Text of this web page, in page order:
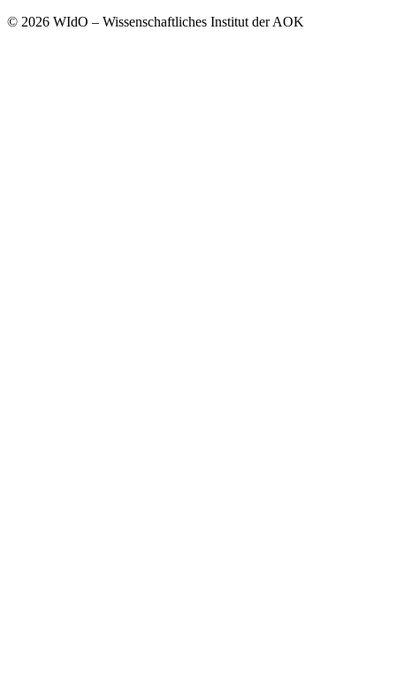
© 2026 WIdO – Wissenschaftliches Institut der AOK